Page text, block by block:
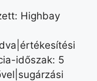
Highbay
időszak: 5